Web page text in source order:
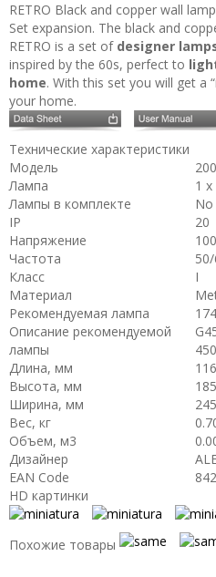
RETRO Black and copper wall lamp
Set expansion. The black and
RETRO is a set of designer
inspired by the 60s, perfect to
home. With this set you will get a
your home.
Технические характеристики
Модель
Лампа
1 x
Лампы в комплекте
No
IP
20
Напряжение
Частота
Класс
I
Материал
Рекомендуемая лампа
Описание рекомендуемой
лампы
Длина, мм
Высота, мм
Ширина, мм
Вес, кг
Объем, м3
Дизайнер
EAN Code
HD картинки
Похожие товары